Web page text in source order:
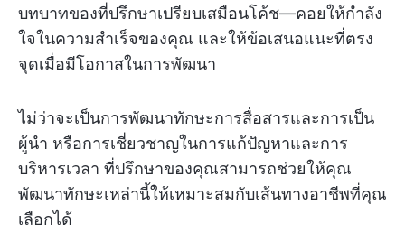
บทบาทของที่ปรึกษาเปรียบเสมือนโค้ช—คอยให้กำลัง
ใจในความสำเร็จของคุณ และให้ข้อเสนอแนะที่ตรง
จุดเมื่อมีโอกาสในการพัฒนา
ไม่ว่าจะเป็นการพัฒนาทักษะการสื่อสารและการเป็น
ผู้นำ หรือการเชี่ยวชาญในการแก้ปัญหาและการ
บริหารเวลา ที่ปรึกษาของคุณสามารถช่วยให้คุณ
พัฒนาทักษะเหล่านี้ให้เหมาะสมกับเส้นทางอาชีพที่คุณ
เลือกได้